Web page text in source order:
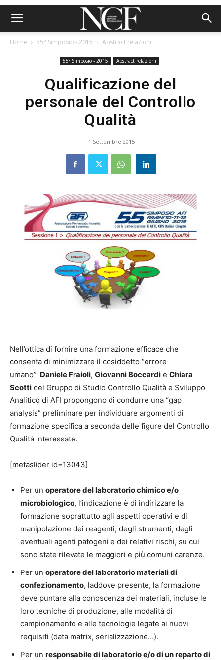
Home 55° Simposio - 2015 Abstract relazioni
55° Simposio - 2015 Abstract relazioni
Qualificazione del
personale del Controllo
Qualità
1 Settembre 2015
Nell’ottica di fornire una formazione efficace che
consenta di minimizzare il cosiddetto “errore
umano”, Daniele Fraioli, Giovanni Boccardi e Chiara
Scotti del Gruppo di Studio Controllo Qualità e Sviluppo
Analitico di AFI propongono di condurre una “gap
analysis” preliminare per individuare argomenti di
formazione specifica a seconda delle figure del Controllo
Qualità interessate.
[metaslider id=13043]
Per un operatore del laboratorio chimico e/o
microbiologico, l’indicazione è di indirizzare la
formazione soprattutto agli aspetti operativi e di
manipolazione dei reagenti, degli strumenti, degli
eventuali agenti patogeni e dei relativi rischi, su cui
sono state rilevate le maggiori e più comuni carenze.
Per un operatore del laboratorio materiali di
confezionamento, laddove presente, la formazione
deve puntare alla conoscenza dei materiali, incluse le
loro tecniche di produzione, alle modalità di
campionamento e alle tecnologie legate ai nuovi
requisiti (data matrix, serializzazione…).
Per un responsabile di laboratorio e/o di un reparto di